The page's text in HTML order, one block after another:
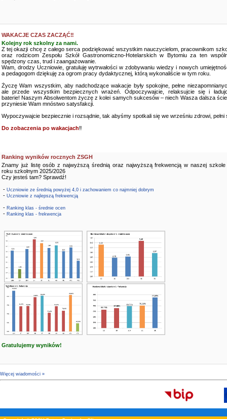
WAKACJE CZAS ZACZĄĆ‼️
Kolejny rok szkolny za nami.
Z tej okazji chcę z całego serca podziękować wszystkim nauczycielom, pracownikom
oraz rodzicom Zespołu Szkół Gastronomiczno-Hotelarskich w Bytomiu za ten
spędzony czas, trud i zaangażowanie.
Wam, drodzy Uczniowie, gratuluję wytrwałości w zdobywaniu wiedzy i nowych
a pedagogom dziękuję za ogrom pracy dydaktycznej, którą wykonaliście w tym roku.
Życzę Wam wszystkim, aby nadchodzące wakacje były spokojne, pełne
ale przede wszystkim bezpiecznych wrażeń. Odpoczywajcie, relaksujcie się i
baterie! Naszym Absolwentom życzę z kolei samych sukcesów – niech Wasza dalsza
przyniesie Wam mnóstwo satysfakcji.
Wypoczywajcie bezpiecznie i rozsądnie, tak abyśmy spotkali się we wrześniu zdrowi, pełni
Do zobaczenia po wakacjach‼️
Ranking wyników rocznych ZSGH
Znamy już listę osób z najwyższą średnią oraz najwyższą frekwencją w naszej szkole
roku szkolnym 2025/2026
Czy jesteś tam? Sprawdź!
- Uczniowie ze średnią powyżej 4,0 i zachowaniem co najmniej dobrym
- Uczniowie z najlepszą frekwencją
- Ranking klas - średnie ocen
- Ranking klas - frekwencja
Gratulujemy wyników!
Więcej wiadomości »